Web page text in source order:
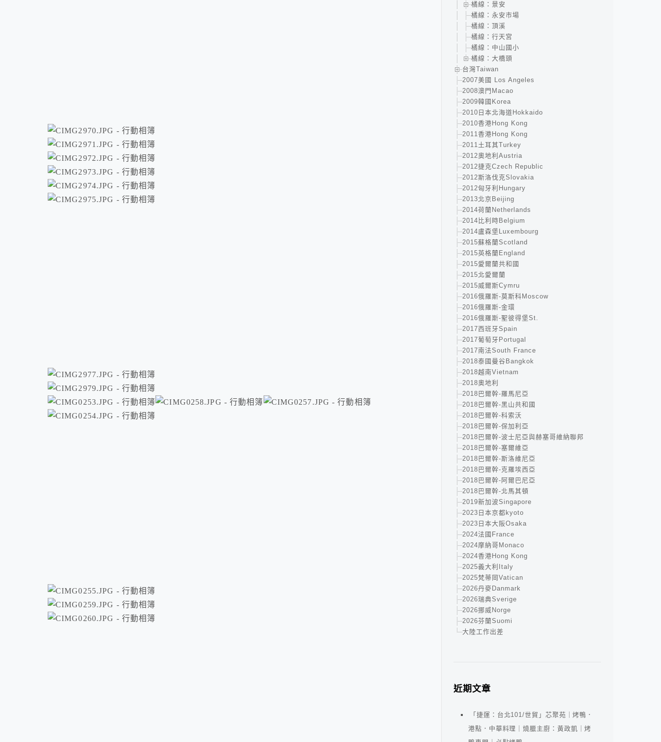
橘線：景安
橘線：永安市場
橘線：頂溪
橘線：行天宮
橘線：中山國小
橘線：大橋頭
台灣Taiwan
2007美國 Los Angeles
2008澳門Macao
2009韓國Korea
2010日本北海道Hokkaido
2010香港Hong Kong
2011香港Hong Kong
2011土耳其Turkey
2012奧地利Austria
2012捷克Czech Republic
2012斯洛伐克Slovakia
2012匈牙利Hungary
2013北京Beijing
2014荷蘭Netherlands
2014比利時Belgium
2014盧森堡Luxembourg
2015蘇格蘭Scotland
2015英格蘭England
2015愛爾蘭共和國
2015北愛爾蘭
2015威爾斯Cymru
2016俄羅斯-莫斯科Moscow
2016俄羅斯-金環
2016俄羅斯-聖彼得堡St.
2017西班牙Spain
2017葡萄牙Portugal
2017南法South France
2018泰國曼谷Bangkok
2018越南Vietnam
2018奧地利
2018巴爾幹-羅馬尼亞
2018巴爾幹-黑山共和國
2018巴爾幹-科索沃
2018巴爾幹-保加利亞
2018巴爾幹-波士尼亞與赫塞哥維納聯邦
2018巴爾幹-塞爾維亞
2018巴爾幹-斯洛維尼亞
2018巴爾幹-克羅埃西亞
2018巴爾幹-阿爾巴尼亞
2018巴爾幹-北馬其頓
2019新加波Singapore
2023日本京都kyoto
2023日本大阪Osaka
2024法國France
2024摩納哥Monaco
2024香港Hong Kong
2025義大利Italy
2025梵蒂岡Vatican
2026丹麥Danmark
2026瑞典Sverige
2026挪威Norge
2026芬蘭Suomi
大陸工作出差
近期文章
「捷運：台北101/世貿」芯聚苑｜烤鴨．
港點．中華料理｜燒臘主廚：黃政凱｜烤